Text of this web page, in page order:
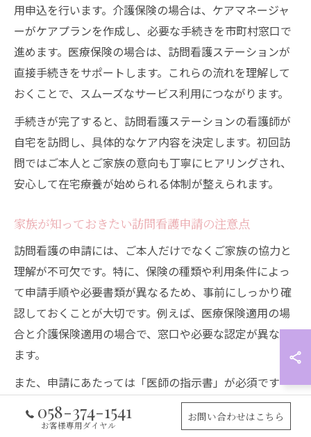
用申込を行います。介護保険の場合は、ケアマネージャ
ーがケアプランを作成し、必要な手続きを市町村窓口で
進めます。医療保険の場合は、訪問看護ステーションが
直接手続きをサポートします。これらの流れを理解して
おくことで、スムーズなサービス利用につながります。
手続きが完了すると、訪問看護ステーションの看護師が
自宅を訪問し、具体的なケア内容を決定します。初回訪
問ではご本人とご家族の意向も丁寧にヒアリングされ、
安心して在宅療養が始められる体制が整えられます。
家族が知っておきたい訪問看護申請の注意点
訪問看護の申請には、ご本人だけでなくご家族の協力と
理解が不可欠です。特に、保険の種類や利用条件によっ
て申請手順や必要書類が異なるため、事前にしっかり確
認しておくことが大切です。例えば、医療保険適用の場
合と介護保険適用の場合で、窓口や必要な認定が異なり
ます。
また、申請にあたっては「医師の指示書」が必須です
が、指示内容が曖昧だったり、申請者側の意向が十分に
伝わっていないと、実際のサービス内容にズレが生じる
058-374-1541
お客様専用ダイヤル
お問い合わせはこちら